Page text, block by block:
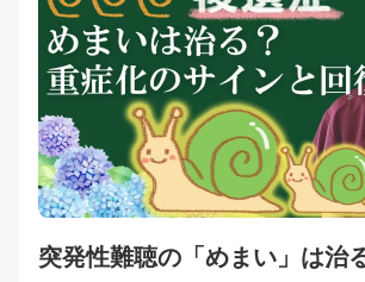
突発性難聴の「めまい」は治